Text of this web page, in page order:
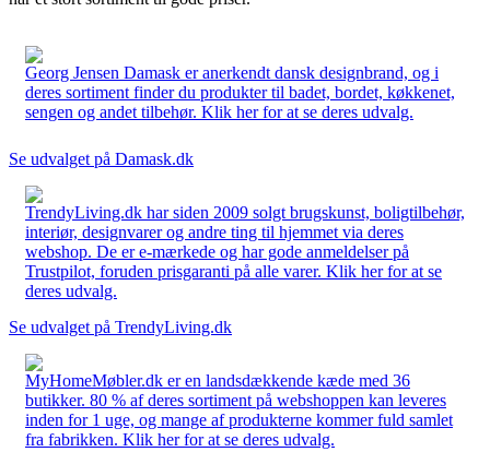
Georg Jensen Damask er anerkendt dansk designbrand, og i
deres sortiment finder du produkter til badet, bordet, køkkenet,
sengen og andet tilbehør. Klik her for at se deres udvalg.
Se udvalget på Damask.dk
TrendyLiving.dk har siden 2009 solgt brugskunst, boligtilbehør,
interiør, designvarer og andre ting til hjemmet via deres
webshop. De er e-mærkede og har gode anmeldelser på
Trustpilot, foruden prisgaranti på alle varer. Klik her for at se
deres udvalg.
Se udvalget på TrendyLiving.dk
MyHomeMøbler.dk er en landsdækkende kæde med 36
butikker. 80 % af deres sortiment på webshoppen kan leveres
inden for 1 uge, og mange af produkterne kommer fuld samlet
fra fabrikken. Klik her for at se deres udvalg.